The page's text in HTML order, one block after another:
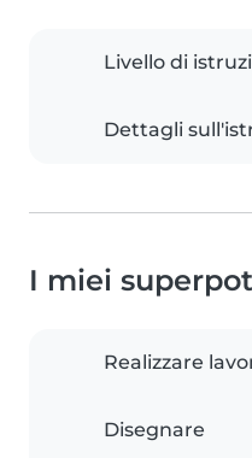
Livello di
Dettagli
I miei
Realizzare
Disegnare